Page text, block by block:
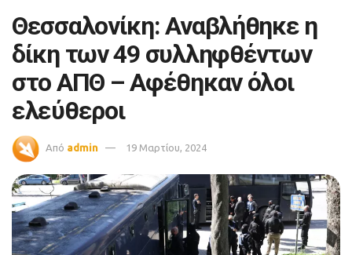
Θεσσαλονίκη: Αναβλήθηκε η
δίκη των 49 συλληφθέντων
στο ΑΠΘ – Αφέθηκαν όλοι
ελεύθεροι
Από admin 19 Μαρτίου, 2024